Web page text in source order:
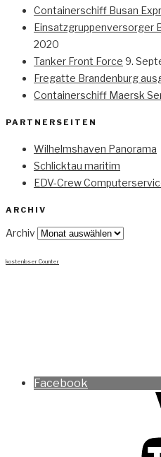
Containerschiff Busan
Einsatzgruppenversorger
2020
Tanker Front Force 9.
Fregatte Brandenburg
Containerschiff Maersk
PARTNERSEITEN
Wilhelmshaven Panorama
Schlicktau maritim
EDV-Crew
ARCHIV
Archiv
kostenloser Counter
Facebook